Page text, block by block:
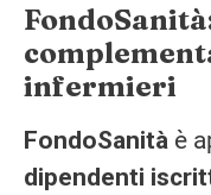
infermieri
FondoSanità è
dipendenti